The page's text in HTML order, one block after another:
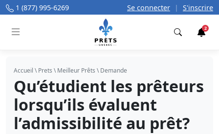
1 (877) 995-6269 Se connecter | S'inscrire
2
Accueil \Prets \Meilleur Prêts \Demande
Qu’étudient les prêteurs
lorsqu’ils évaluent
l’admissibilité au prêt?